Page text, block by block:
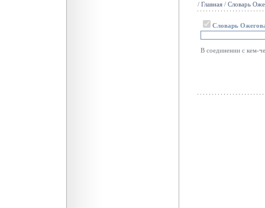
/ Главная / Словарь
Словарь
В соединении с кем-